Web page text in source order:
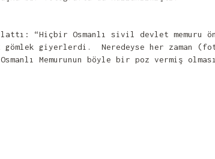
“Hiçbir Osmanlı sivil devlet memuru
gömlek giyerlerdi. Neredeyse her zaman
Memurunun böyle bir poz vermiş olması